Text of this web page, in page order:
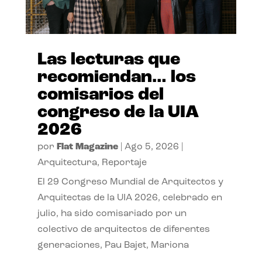
Las lecturas que
recomiendan… los
comisarios del
congreso de la UIA
2026
por Flat Magazine| Ago 5, 2026
Arquitectura, Reportaje
El 29 Congreso Mundial de Arquitectos y
Arquitectas de la UIA 2026, celebrado en
julio, ha sido comisariado por un
colectivo de arquitectos de diferentes
generaciones, Pau Bajet, Mariona